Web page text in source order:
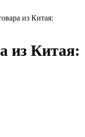
из Китая:
из Китая: